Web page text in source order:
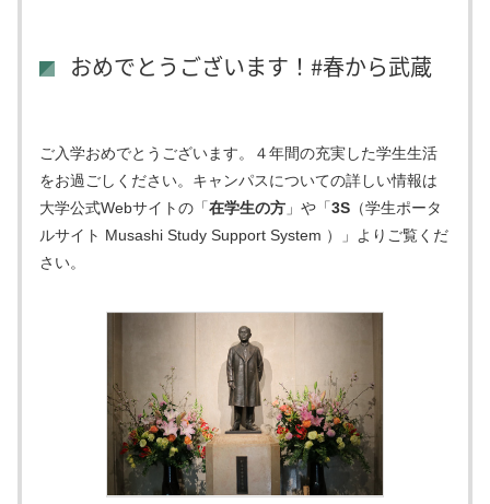
おめでとうございます！#春から武蔵
ご入学おめでとうございます。４年間の充実した学生生活
をお過ごしください。キャンパスについての詳しい情報は
大学公式Webサイトの「在学生の方 」や「3S （学生ポータ
ルサイト Musashi Study Support System ）」よりご覧くだ
さい。